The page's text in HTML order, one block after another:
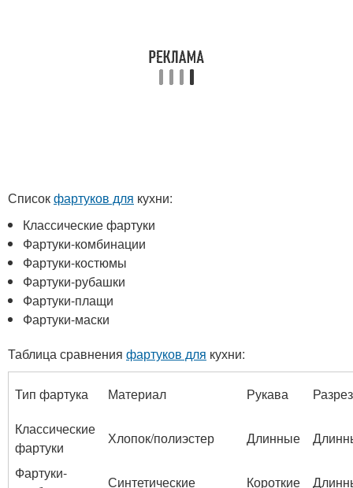
Списокфартуков для кухни:
Классические фартуки
Фартуки-комбинации
Фартуки-костюмы
Фартуки-рубашки
Фартуки-плащи
Фартуки-маски
Таблица сравнения фартуков для кухни:
Тип фартука Материал Рукава
Разрез
Классические
фартуки
Хлопок/полиэстер Длинные
Фартуки-
Синтетические Короткие